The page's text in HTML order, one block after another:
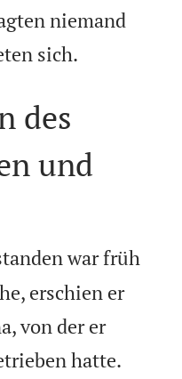
niemand
sich.
des
und
war früh
erschien er
von der er
hatte.